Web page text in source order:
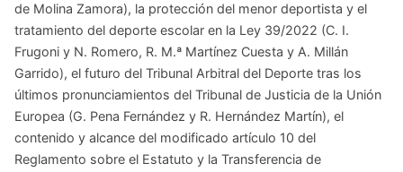
de Molina Zamora), la protección del menor deportista y el
tratamiento del deporte escolar en la Ley 39/2022 (C. I.
Frugoni y N. Romero, R. M.ª Martínez Cuesta y A. Millán
Garrido), el futuro del Tribunal Arbitral del Deporte tras los
últimos pronunciamientos del Tribunal de Justicia de la Unión
Europea (G. Pena Fernández y R. Hernández Martín), el
contenido y alcance del modificado artículo 10 del
Reglamento sobre el Estatuto y la Transferencia de